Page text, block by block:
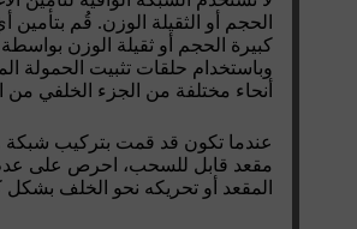
الحجم أو الثقيلة الوزن. قُم بتأمين
كبيرة الحجم أو ثقيلة الوزن
وباستخدام حلقات تثبيت الحمولة
أنحاء مختلفة من الجزء الخلفي من
عندما تكون قد قمت بتركيب شبكة
مقعد قابل للسحب، احرص على
المقعد أو تحريكه نحو الخلف بشكل